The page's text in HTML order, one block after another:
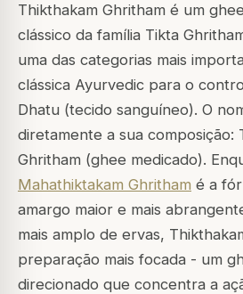
Thikthakam Ghritham é um
clássico da família Tikta
uma das categorias mais
clássica Ayurvedic para o
Dhatu (tecido sanguíneo). O
diretamente a sua composição:
Ghritham (ghee medicado).
Mahathiktakam Ghritham é a
amargo maior e mais
mais amplo de ervas,
preparação mais focada - um
direcionado que concentra a